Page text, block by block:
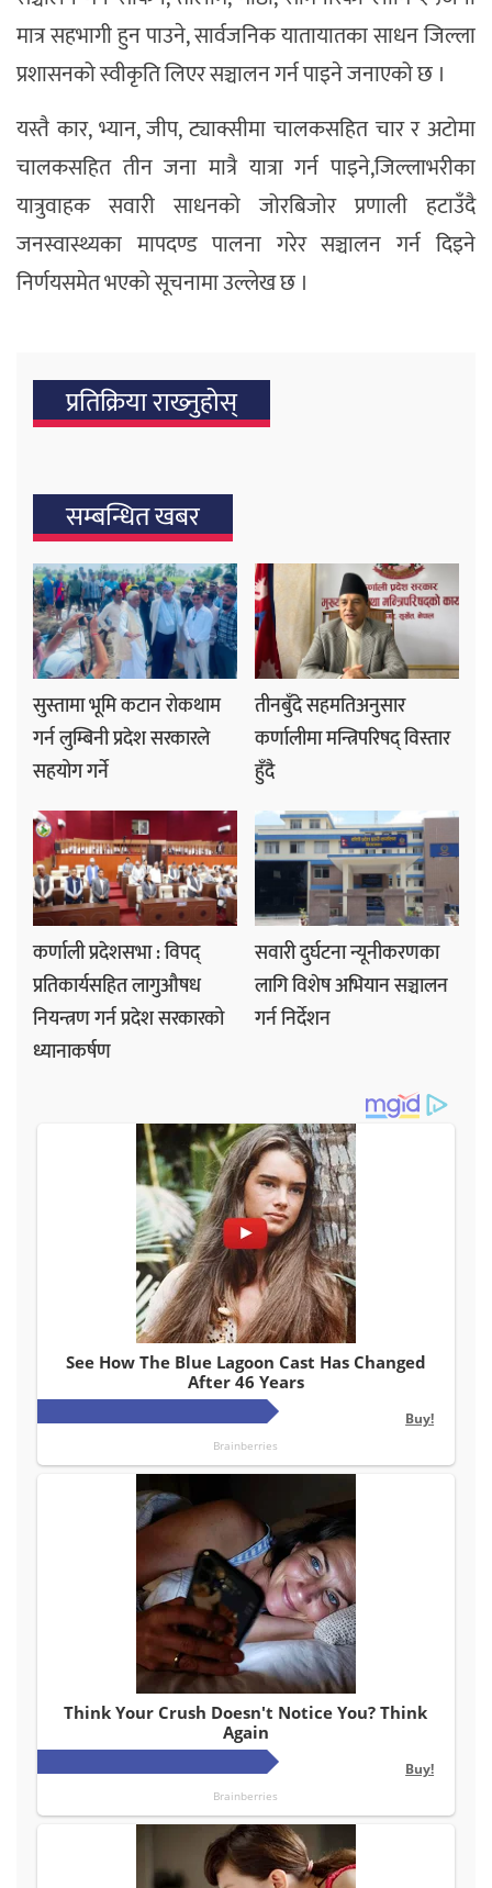
मात्र सहभागी हुन पाउने, सार्वजनिक यातायातका साधन जिल्ला
प्रशासनको स्वीकृति लिएर सञ्चालन गर्न पाइने जनाएको छ ।
यस्तै कार, भ्यान, जीप, ट्याक्सीमा चालकसहित चार र अटोमा
चालकसहित तीन जना मात्रै यात्रा गर्न पाइने,जिल्लाभरीका
यात्रुवाहक सवारी साधनको जोरबिजोर प्रणाली हटाउँदै
जनस्वास्थ्यका मापदण्ड पालना गरेर सञ्चालन गर्न दिइने
निर्णयसमेत भएको सूचनामा उल्लेख छ ।
प्रतिक्रिया राख्‍नुहोस्
सम्बन्धित खबर
सुस्तामा भूमि कटान रोकथाम
गर्न लुम्बिनी प्रदेश सरकारले
सहयोग गर्ने
तीनबुँदे सहमतिअनुसार
कर्णालीमा मन्त्रिपरिषद् विस्तार
हुँदै
कर्णाली प्रदेशसभा : विपद्
प्रतिकार्यसहित लागुऔषध
नियन्त्रण गर्न प्रदेश सरकारको
ध्यानाकर्षण
सवारी दुर्घटना न्यूनीकरणका
लागि विशेष अभियान सञ्चालन
गर्न निर्देशन